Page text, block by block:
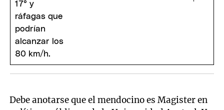
Debe anotarse que el mendocino es Magister en